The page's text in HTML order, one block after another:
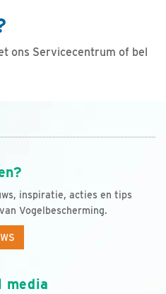
ons Servicecentrum of bel
inspiratie, acties en tips
Vogelbescherming.
media